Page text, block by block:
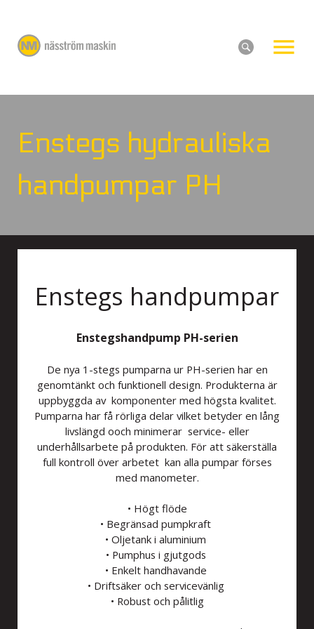
Enstegs hydrauliska
handpumpar PH
Enstegs handpumpar
Enstegshandpump PH-serien
De nya 1-stegs pumparna ur PH-serien har en
genomtänkt och funktionell design. Produkterna är
uppbyggda av komponenter med högsta kvalitet.
Pumparna har få rörliga delar vilket betyder en lång
livslängd ooch minimerar service- eller
underhållsarbete på produkten. För att säkerställa
full kontroll över arbetet kan alla pumpar förses
med manometer.
• Högt flöde
• Begränsad pumpkraft
• Oljetank i aluminium
• Pumphus i gjutgods
• Enkelt handhavande
• Driftsäker och servicevänlig
• Robust och pålitlig